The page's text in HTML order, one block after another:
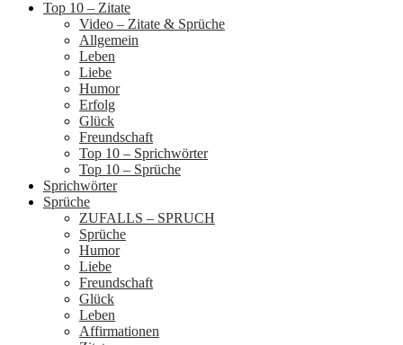
Top 10 – Zitate
Video – Zitate & Sprüche
Allgemein
Leben
Liebe
Humor
Erfolg
Glück
Freundschaft
Top 10 – Sprichwörter
Top 10 – Sprüche
Sprichwörter
Sprüche
ZUFALLS – SPRUCH
Sprüche
Humor
Liebe
Freundschaft
Glück
Leben
Affirmationen